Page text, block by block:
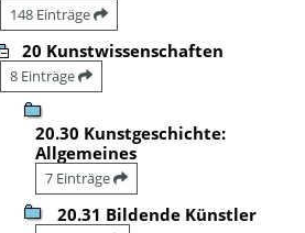
148 Einträge
20 Kunstwissenschaften
8 Einträge
20.30 Kunstgeschichte:
Allgemeines
7 Einträge
20.31 Bildende Künstler